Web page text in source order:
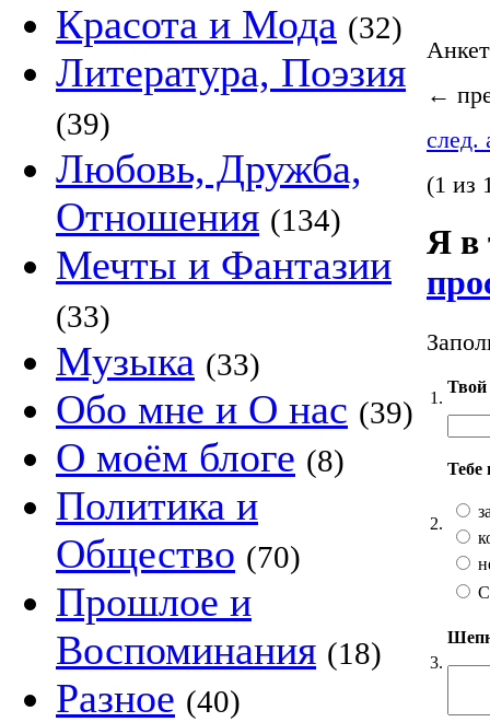
Красота и Мода (32)
Литература, Поэзия
(39)
Любовь, Дружба,
Отношения (134)
Мечты и Фантазии
(33)
Музыка (33)
Обо мне и О нас (39)
О моём блоге (8)
Политика и
Общество (70)
Прошлое и
Воспоминания (18)
Разное (40)
←
след.
(1 из
Я в
1.
Твой
2.
Тебе
3.